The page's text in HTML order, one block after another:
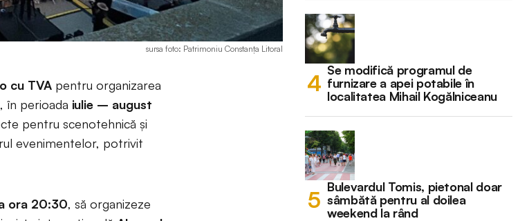
sursa foto: Patrimoniu Constanța Litoral
cu TVA pentru organizarea
în perioada iulie – august
pentru scenotehnică și
evenimentelor, potrivit
ora 20:30, să organizeze
Se modifică programul de
furnizare a apei potabile în
localitatea Mihail Kogălniceanu
Bulevardul Tomis, pietonal doar
sâmbătă pentru al doilea
weekend la rând